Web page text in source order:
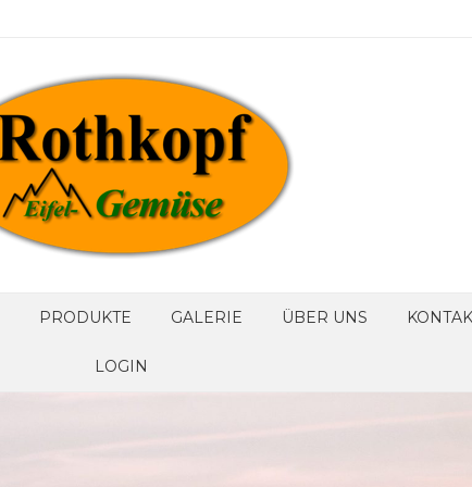
PRODUKTE GALERIE ÜBER UNS
LOGIN